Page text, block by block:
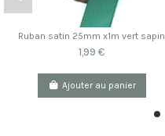
Ruban satin 25mm x1m vert sapin
1,99 €
Ajouter au panier